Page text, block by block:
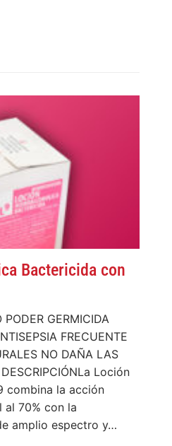
Bactericida con
PODER GERMICIDA
FRECUENTE
NO DAÑA LAS
Loción
combina la acción
70% con la
amplio espectro y…